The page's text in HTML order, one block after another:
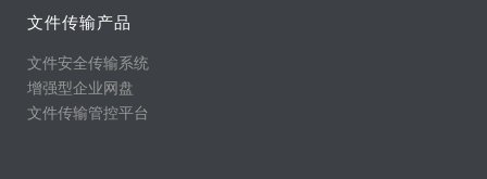
文件传输产品
文件安全传输系统
增强型企业网盘
文件传输管控平台